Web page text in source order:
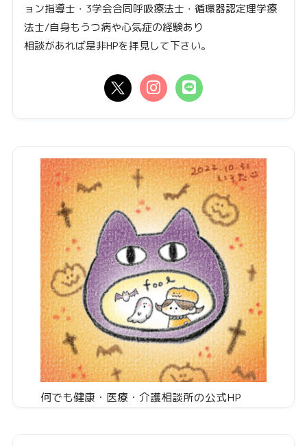
ョン指導士・3学会合同呼吸療法士・循環器認定理学療
法士/自身もうつ病や心気症の経験あり
相談があれば是非HPを拝見して下さい。
何でも健康・医療・介護相談所の公式HP